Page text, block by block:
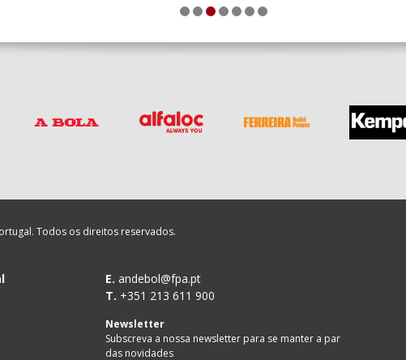
1 2 3 4 5 6 7
Todos os direitos reservados.
E. andebol@fpa.pt
T. +351 213 611 900
Newsletter
Subscreva a nossa newsletter para se manter a par
das novidades